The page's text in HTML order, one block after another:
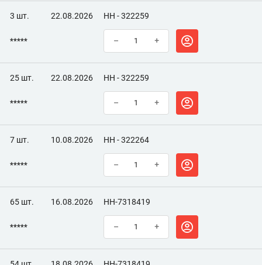
3 шт. 22.08.2026 НН - 322259
***** – +
25 шт. 22.08.2026 НН - 322259
***** – +
7 шт. 10.08.2026 НН - 322264
***** – +
65 шт. 16.08.2026 НН-7318419
***** – +